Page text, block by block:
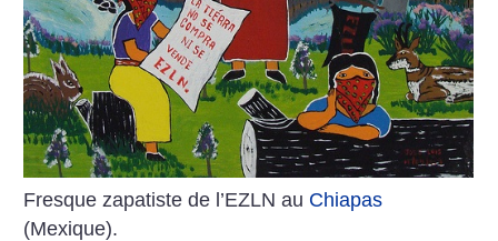
Fresque zapatiste de l’EZLN au Chiapas
(Mexique).